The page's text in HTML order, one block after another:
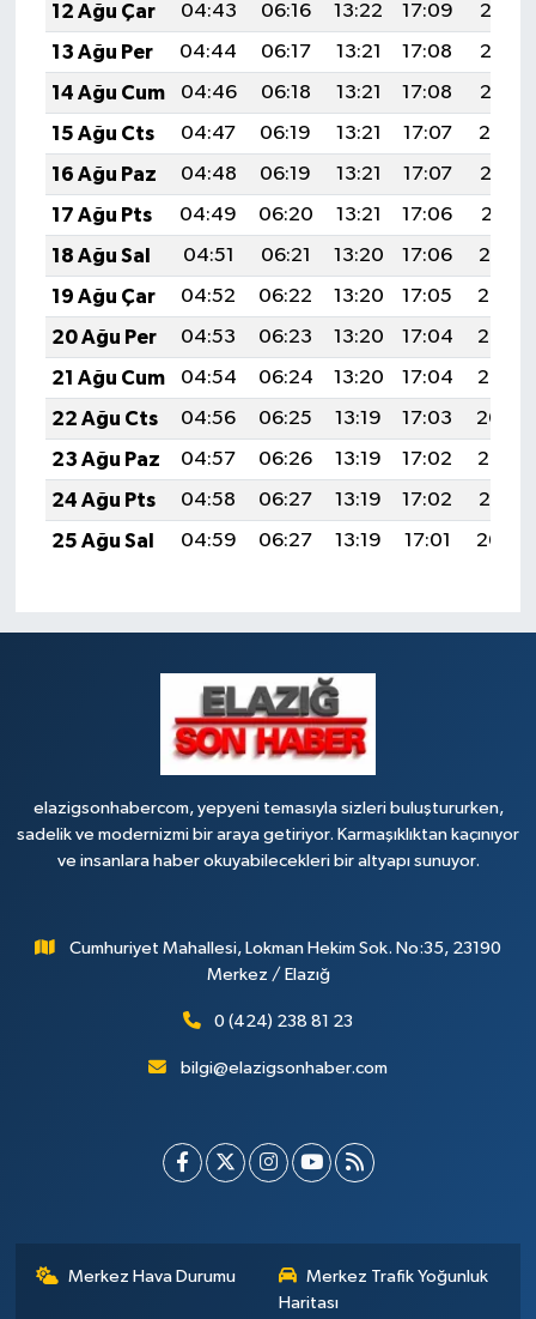
12 Ağu Çar
04:43 06:16 13:22 17:09
20:17
13 Ağu Per
04:44 06:17 13:21 17:08
20:16
14 Ağu Cum
04:46 06:18 13:21 17:08
20:15
15 Ağu Cts
04:47 06:19 13:21 17:07
20:14
16 Ağu Paz
04:48 06:19 13:21 17:07
20:12
17 Ağu Pts
04:49 06:20 13:21 17:06
20:11
18 Ağu Sal
04:51 06:21 13:20 17:06
20:10
19 Ağu Çar
04:52 06:22 13:20 17:05
20:08
20 Ağu Per
04:53 06:23 13:20 17:04
20:07
21 Ağu Cum
04:54 06:24 13:20 17:04
20:06
22 Ağu Cts
04:56 06:25 13:19 17:03
20:04
23 Ağu Paz
04:57 06:26 13:19 17:02
20:03
24 Ağu Pts
04:58 06:27 13:19 17:02
20:01
25 Ağu Sal
04:59 06:27 13:19 17:01 20:00
elazigsonhabercom, yepyeni temasıyla sizleri buluştururken,
sadelik ve modernizmi bir araya getiriyor. Karmaşıklıktan kaçınıyor
ve insanlara haber okuyabilecekleri bir altyapı sunuyor.
Cumhuriyet Mahallesi, Lokman Hekim Sok. No:35, 23190
Merkez / Elazığ
0 (424) 238 81 23
bilgi@elazigsonhaber.com
Merkez Hava Durumu
Merkez Trafik Yoğunluk
Haritası